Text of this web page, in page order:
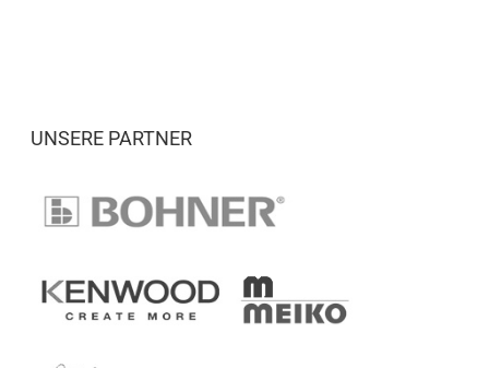
UNSERE PARTNER